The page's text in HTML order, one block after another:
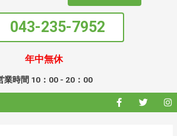
043-235-7952
年中無休
業時間 10：00 - 20：00